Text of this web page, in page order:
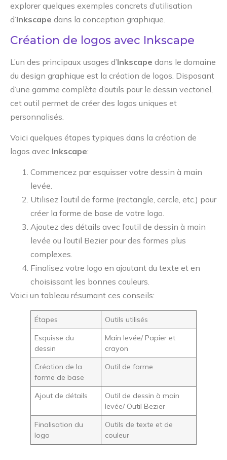
explorer quelques exemples concrets d’utilisation
d’Inkscape dans la conception graphique.
Création de logos avec Inkscape
L’un des principaux usages d’Inkscape dans le domaine
du design graphique est la création de logos. Disposant
d’une gamme complète d’outils pour le dessin vectoriel,
cet outil permet de créer des logos uniques et
personnalisés.
Voici quelques étapes typiques dans la création de
logos avec Inkscape:
Commencez par esquisser votre dessin à main
levée.
Utilisez l’outil de forme (rectangle, cercle, etc.) pour
créer la forme de base de votre logo.
Ajoutez des détails avec l’outil de dessin à main
levée ou l’outil Bezier pour des formes plus
complexes.
Finalisez votre logo en ajoutant du texte et en
choisissant les bonnes couleurs.
Voici un tableau résumant ces conseils:
Étapes
Outils utilisés
Esquisse du
dessin
Main levée/ Papier et
crayon
Création de la
forme de base
Outil de forme
Ajout de détails
Outil de dessin à main
levée/ Outil Bezier
Finalisation du
logo
Outils de texte et de
couleur